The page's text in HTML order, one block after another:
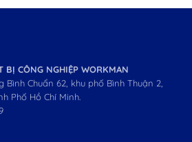
BỊ CÔNG NGHIỆP WORKMAN
Chuẩn 62, khu phố Bình Thuận 2,
Phố Hồ Chí Minh.